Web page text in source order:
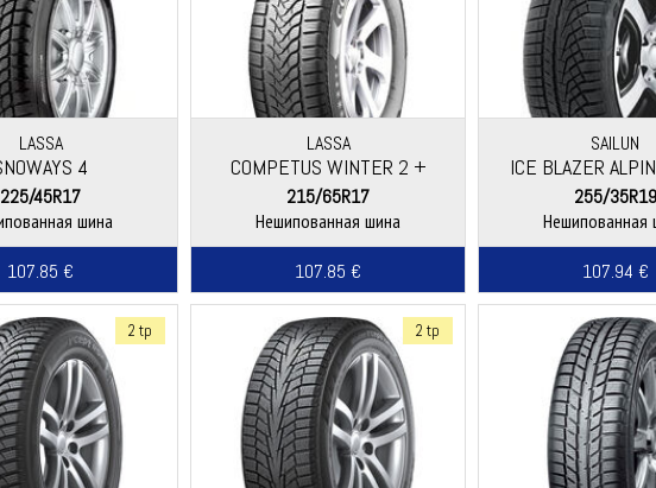
LASSA
4
225/45R17
шина
107.85 €
LASSA
COMPETUS WINTER 2 +
215/65R17
Нешипованная шина
107.85 €
SAILUN
ICE BLAZER
255/35R19
Нешипованная
107.94 €
2 tp 2 tp